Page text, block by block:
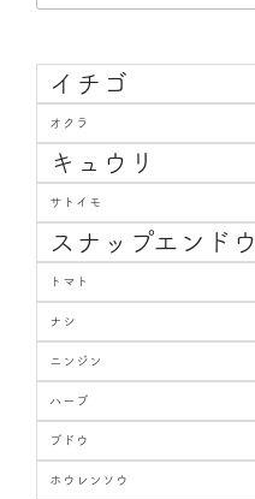
イチゴ
オクラ
キュウリ
サトイモ
スナップエンドウ
トマト
ナシ
ニンジン
ハーブ
ブドウ
ホウレンソウ